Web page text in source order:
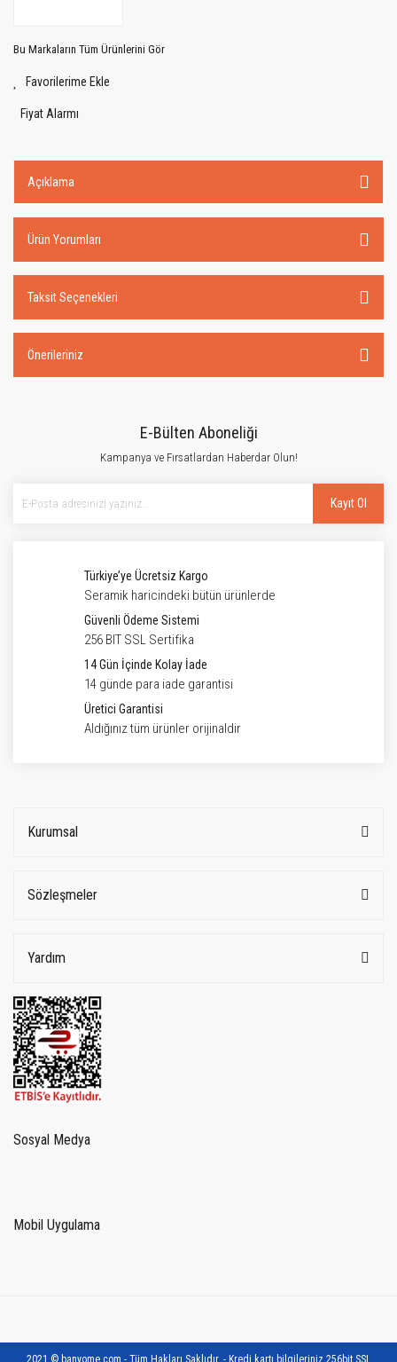
Bu Markaların Tüm Ürünlerini Gör
Fiyat Alarmı
Açıklama
Ürün Yorumları
Taksit Seçenekleri
Önerileriniz
E-Bülten Aboneliği
Kampanya ve Fırsatlardan Haberdar Olun!
Kayıt Ol
Türkiye’ye Ücretsiz Kargo
Seramik haricindeki bütün ürünlerde
Güvenli Ödeme Sistemi
256 BIT SSL Sertifika
14 Gün İçinde Kolay İade
14 günde para iade garantisi
Üretici Garantisi
Aldığınız tüm ürünler orijinaldir
Kurumsal
Sözleşmeler
Yardım
Sosyal Medya
Mobil Uygulama
2021 © banyome.com - Tüm Hakları Saklıdır. - Kredi kartı bilgileriniz 256bit SSL